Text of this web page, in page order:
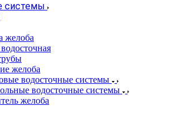
системы
желоба
желоба
водосточные системы
водосточные системы
желоба